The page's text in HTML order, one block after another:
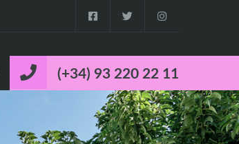
(+34) 93 220 22 11